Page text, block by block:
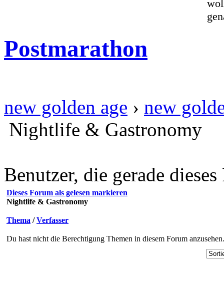
Postmarathon
new golden age › new
Nightlife & Gastronomy
Benutzer, die gerade
Dieses Forum als gelesen markieren
Nightlife & Gastronomy
Thema /Verfasser
Du hast nicht die Berechtigung Themen in diesem Forum anzusehen.